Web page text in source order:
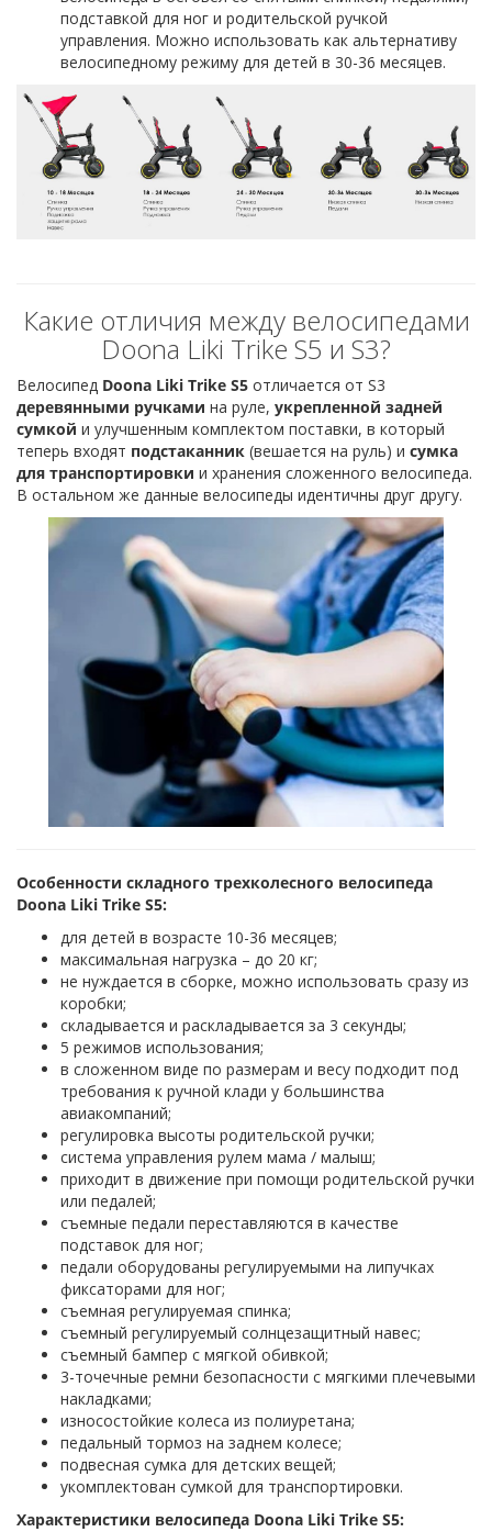
подставкой для ног и родительской ручкой
управления. Можно использовать как альтернативу
велосипедному режиму для детей в 30-36 месяцев.
Какие отличия между велосипедами
Doona Liki Trike S5 и S3?
Велосипед Doona Liki Trike S5 отличается от S3
деревянными ручками на руле, укрепленной задней
сумкой и улучшенным комплектом поставки, в который
теперь входят подстаканник (вешается на руль) и сумка
для транспортировки и хранения сложенного велосипеда.
В остальном же данные велосипеды идентичны друг другу.
Особенности складного трехколесного велосипеда
Doona Liki Trike S5:
для детей в возрасте 10-36 месяцев;
максимальная нагрузка – до 20 кг;
не нуждается в сборке, можно использовать сразу из
коробки;
складывается и раскладывается за 3 секунды;
5 режимов использования;
в сложенном виде по размерам и весу подходит под
требования к ручной клади у большинства
авиакомпаний;
регулировка высоты родительской ручки;
система управления рулем мама / малыш;
приходит в движение при помощи родительской ручки
или педалей;
съемные педали переставляются в качестве
подставок для ног;
педали оборудованы регулируемыми на липучках
фиксаторами для ног;
съемная регулируемая спинка;
съемный регулируемый солнцезащитный навес;
съемный бампер с мягкой обивкой;
3-точечные ремни безопасности с мягкими плечевыми
накладками;
износостойкие колеса из полиуретана;
педальный тормоз на заднем колесе;
подвесная сумка для детских вещей;
укомплектован сумкой для транспортировки.
Характеристики велосипеда Doona Liki Trike S5: